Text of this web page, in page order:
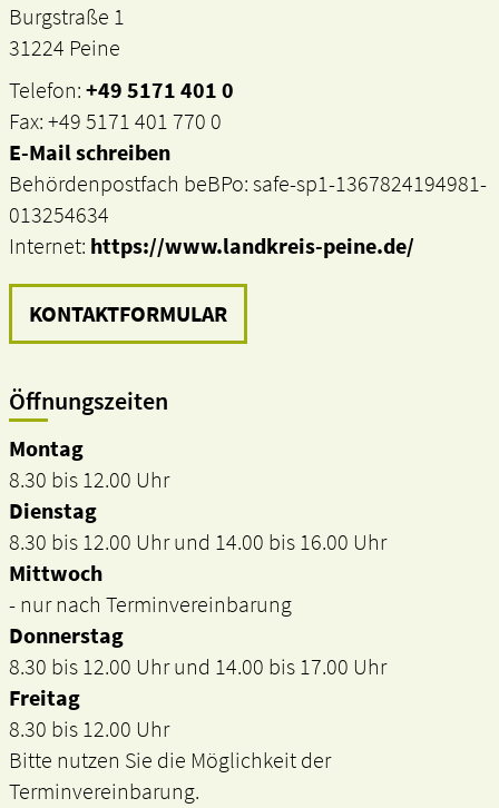
Burgstraße 1
31224 Peine
Telefon:+49 5171 401 0
Fax: +49 5171 401 770 0
E-Mail schreiben
Behördenpostfach beBPo: safe-sp1-1367824194981-
013254634
Internet: https://www.landkreis-peine.de/
KONTAKTFORMULAR
Öffnungszeiten
Montag
8.30 bis 12.00 Uhr
Dienstag
8.30 bis 12.00 Uhr und 14.00 bis 16.00 Uhr
Mittwoch
- nur nach Terminvereinbarung
Donnerstag
8.30 bis 12.00 Uhr und 14.00 bis 17.00 Uhr
Freitag
8.30 bis 12.00 Uhr
Bitte nutzen Sie die Möglichkeit der
Terminvereinbarung.